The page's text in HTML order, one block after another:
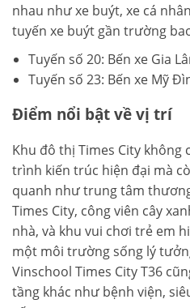
nhau như xe buýt, xe cá
tuyến xe buýt gần trường
Tuyến số 20: Bến xe Gia
Tuyến số 23: Bến xe Mỹ
Điểm nổi bật về vị trí
Khu đô thị Times City không
trình kiến trúc hiện đại mà
quanh như trung tâm
Times City, công viên cây
nhà, và khu vui chơi trẻ em
một môi trường sống lý
Vinschool Times City T36
tầng khác như bệnh viện,